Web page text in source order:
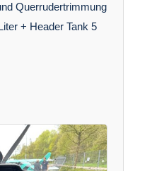
Querrudertrimmung
+ Header Tank 5